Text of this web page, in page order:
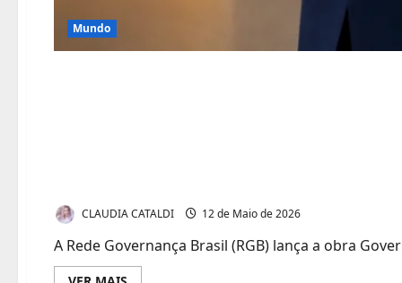
Mundo
CLAUDIA CATALDI 12 de Maio de 2026
A Rede Governança Brasil (RGB) lança a obra